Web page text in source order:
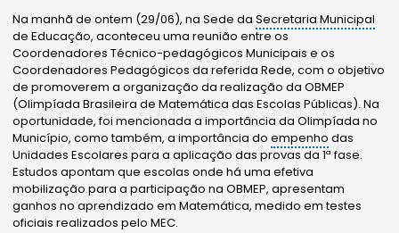
Na manhã de ontem (29/06), na Sede daSecretaria Municipal
de Educação, aconteceu uma reunião entre os
Coordenadores Técnico-pedagógicos Municipais e os
Coordenadores Pedagógicos da referida Rede, com o objetivo
de promoverem a organização da realização da OBMEP
(Olimpíada Brasileira de Matemática das Escolas Públicas). Na
oportunidade, foi mencionada a importância da Olimpíada no
Município, como também, a importância doempenho das
Unidades Escolares para a aplicação das provas da 1ª fase.
Estudos apontam que escolas onde há uma efetiva
mobilização para a participação na OBMEP, apresentam
ganhos no aprendizado em Matemática, medido em testes
oficiais realizados pelo MEC.